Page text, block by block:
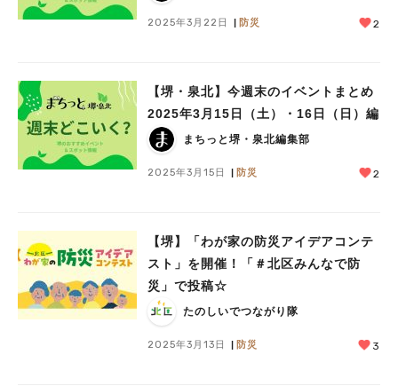
2025年3月22日 防災 2
【堺・泉北】今週末のイベントまとめ
2025年3月15日（土）・16日（日）編
まちっと堺・泉北編集部
2025年3月15日 防災 2
【堺】「わが家の防災アイデアコンテ
スト」を開催！「＃北区みんなで防
災」で投稿☆
たのしいでつながり隊
2025年3月13日 防災 3